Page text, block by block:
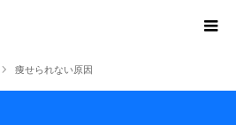
痩せられない原因